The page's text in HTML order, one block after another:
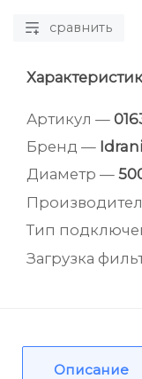
сравнить
Артикул —
Бренд —
Диаметр —
Тип
Загрузка
Описание